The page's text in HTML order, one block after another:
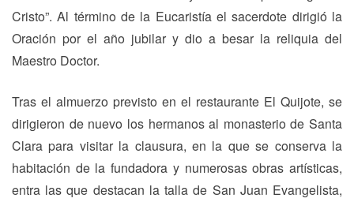
Cristo”. Al término de la Eucaristía el sacerdote dirigió la
Oración por el año jubilar y dio a besar la reliquia del
Maestro Doctor.
Tras el almuerzo previsto en el restaurante El Quijote, se
dirigieron de nuevo los hermanos al monasterio de Santa
Clara para visitar la clausura, en la que se conserva la
habitación de la fundadora y numerosas obras artísticas,
entra las que destacan la talla de San Juan Evangelista,